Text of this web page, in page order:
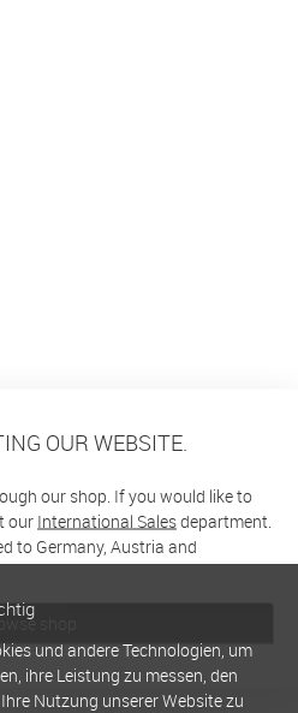
OUR WEBSITE.
our shop. If you would like to
our International Salesdepartment.
to Germany, Austria and
shop
und andere Technologien, um
ihre Leistung zu messen, den
Nutzung unserer Website zu